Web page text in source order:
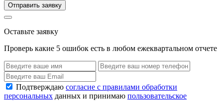
Отправить заявку
Оставьте заявку
Проверь какие 5 ошибок есть в любом ежеквартальном отчете
Подтверждаю согласие с правилами обработки
персональных данных и принимаю пользовательское